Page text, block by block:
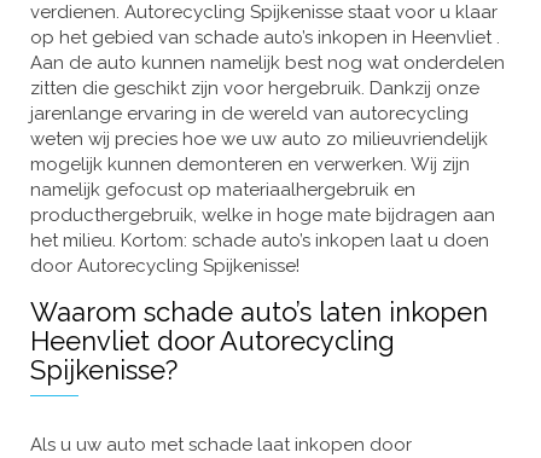
verdienen. Autorecycling Spijkenisse staat voor u klaar
op het gebied van schade auto’s inkopen in Heenvliet .
Aan de auto kunnen namelijk best nog wat onderdelen
zitten die geschikt zijn voor hergebruik. Dankzij onze
jarenlange ervaring in de wereld van autorecycling
weten wij precies hoe we uw auto zo milieuvriendelijk
mogelijk kunnen demonteren en verwerken. Wij zijn
namelijk gefocust op materiaalhergebruik en
producthergebruik, welke in hoge mate bijdragen aan
het milieu. Kortom: schade auto’s inkopen laat u doen
door Autorecycling Spijkenisse!
Waarom schade auto’s laten inkopen
Heenvliet door Autorecycling
Spijkenisse?
Als u uw auto met schade laat inkopen door